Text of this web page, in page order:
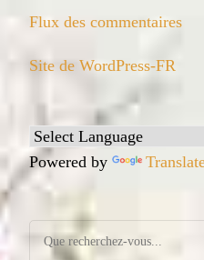
Flux des commentaires
Site de WordPress-FR
Powered by
Vous